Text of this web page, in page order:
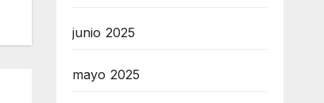
junio 2025
mayo 2025